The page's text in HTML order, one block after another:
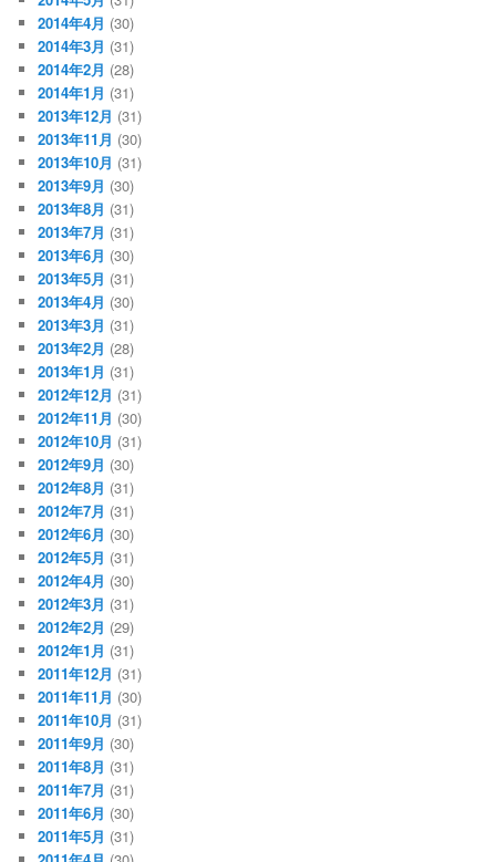
2014年4月 (30)
2014年3月 (31)
2014年2月 (28)
2014年1月 (31)
2013年12月 (31)
2013年11月 (30)
2013年10月 (31)
2013年9月 (30)
2013年8月 (31)
2013年7月 (31)
2013年6月 (30)
2013年5月 (31)
2013年4月 (30)
2013年3月 (31)
2013年2月 (28)
2013年1月 (31)
2012年12月 (31)
2012年11月 (30)
2012年10月 (31)
2012年9月 (30)
2012年8月 (31)
2012年7月 (31)
2012年6月 (30)
2012年5月 (31)
2012年4月 (30)
2012年3月 (31)
2012年2月 (29)
2012年1月 (31)
2011年12月 (31)
2011年11月 (30)
2011年10月 (31)
2011年9月 (30)
2011年8月 (31)
2011年7月 (31)
2011年6月 (30)
2011年5月 (31)